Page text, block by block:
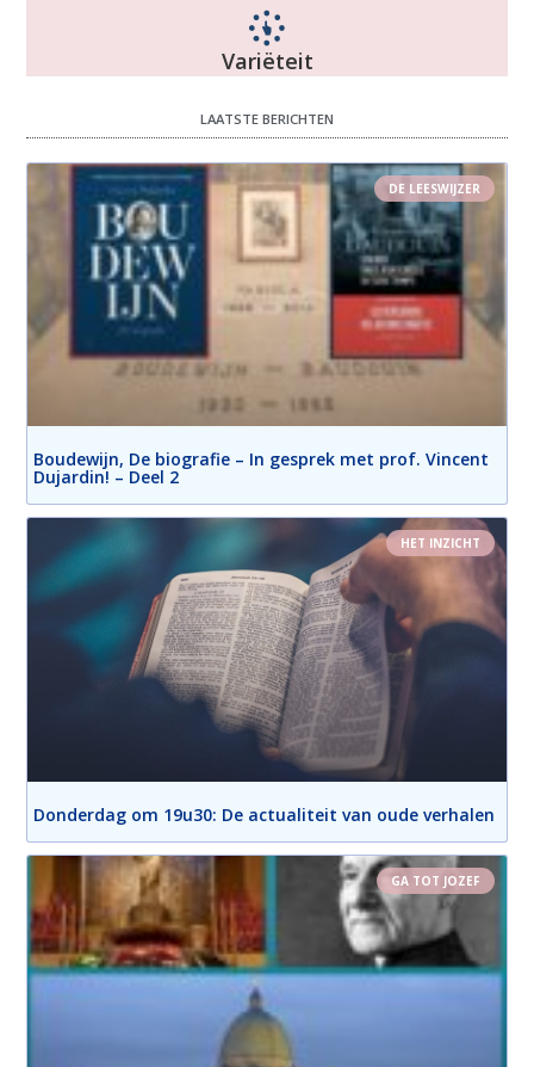
Variëteit
LAATSTE BERICHTEN
DE LEESWIJZER
Boudewijn, De biografie – In gesprek met prof. Vincent
Dujardin! – Deel 2
HET INZICHT
Donderdag om 19u30: De actualiteit van oude verhalen
GA TOT JOZEF